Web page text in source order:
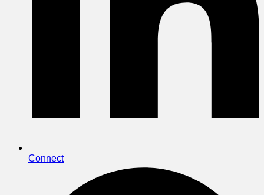
Connect